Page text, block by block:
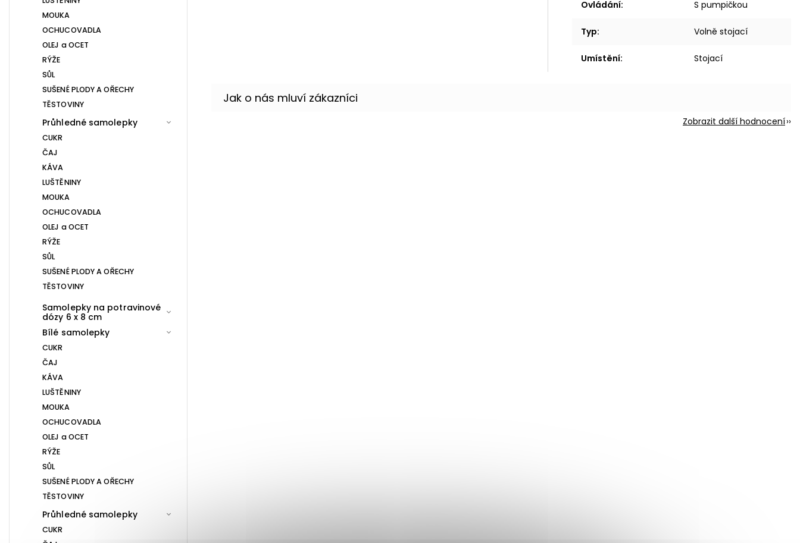
MOUKA
OCHUCOVADLA
OLEJ a OCET
RÝŽE
SŮL
SUŠENÉ PLODY A OŘECHY
TĚSTOVINY
Průhledné samolepky
CUKR
ČAJ
KÁVA
LUŠTĚNINY
MOUKA
OCHUCOVADLA
OLEJ a OCET
RÝŽE
SŮL
SUŠENÉ PLODY A OŘECHY
TĚSTOVINY
Samolepky na potravinové
dózy 6 x 8 cm
Bílé samolepky
CUKR
ČAJ
KÁVA
LUŠTĚNINY
MOUKA
OCHUCOVADLA
OLEJ a OCET
RÝŽE
SŮL
SUŠENÉ PLODY A OŘECHY
TĚSTOVINY
Průhledné samolepky
CUKR
Ovládání: S pumpičkou
Typ: Volně stojací
Umístění: Stojací
Zobrazit další hodnocení